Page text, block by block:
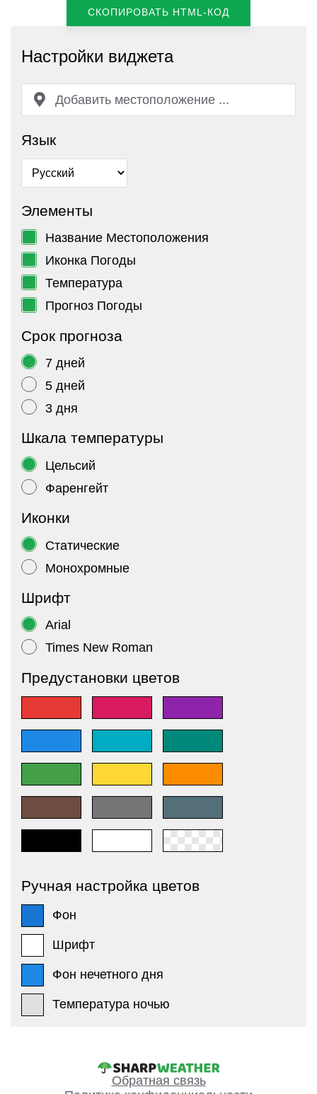
Настройки виджета
Язык
Элементы
Название Местоположения
Иконка Погоды
Температура
Прогноз Погоды
Срок прогноза
7 дней
5 дней
3 дня
Шкала температуры
Цельсий
Фаренгейт
Иконки
Статические
Монохромные
Шрифт
Arial
Times New Roman
Предустановки цветов
Ручная настройка цветов
Фон
Шрифт
Фон нечетного дня
Температура ночью
СКОПИРОВАТЬ HTML-КОД
Обратная связь